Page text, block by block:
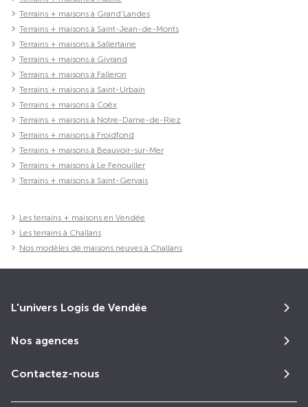
Terrains + maisons à Grand'Landes
Terrains + maisons à Saint-Jean-de-Monts
Terrains + maisons à Sallertaine
Terrains + maisons à Givrand
Terrains + maisons à Falleron
Terrains + maisons à Saint-Urbain
Terrains + maisons à Coëx
Terrains + maisons à Notre-Dame-de-Riez
Terrains + maisons à Froidfond
Terrains + maisons à Beauvoir-sur-Mer
Terrains + maisons à Le Fenouiller
Terrains + maisons à Saint-Gervais
Les terrains + maisons en Vendée
Les terrains à Challans
Nos modèles de maisons neuves à Challans
L'univers Logis de Vendée
Nos agences
Contactez-nous